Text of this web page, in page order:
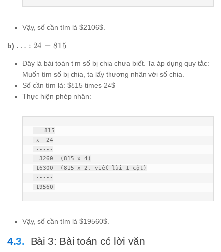
Vậy, số cần tìm là $2106$.
b) \ldots
815
… : 24 = 815
Đây là bài toán tìm số bị chia chưa biết. Ta áp dụng quy tắc:
Muốn tìm số bị chia, ta lấy thương nhân với số chia.
Số cần tìm là: $815 times 24$
Thực hiện phép nhân:
19560
Vậy, số cần tìm là $19560$.
Bài 3: Bài toán có lời văn